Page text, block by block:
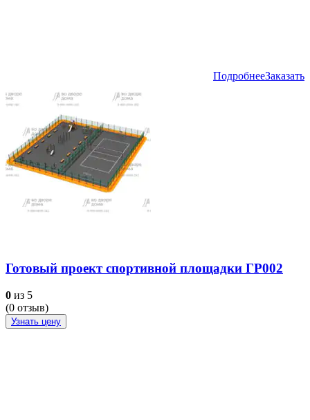
ПодробнееЗаказать
Готовый проект спортивной площадки ГР002
0 из 5
(0 отзыв)
Узнать цену